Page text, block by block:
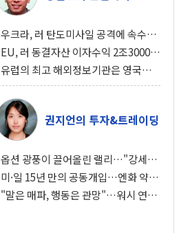
우크라, 러 탄도미사일 공격에 속수무
책… 패트리엇 미사일 지원, 작년의 3
분의 1
EU, 러 동결자산 이자수익 2조3000억
우크라 지원… 지금까지 5차례 13조
달해
유럽의 최고 해외정보기관은 영국의
MI6… 2위는 프랑스의 대외안보총국
권지언의 투자&트레이딩
옵션 광풍이 끌어올린 랠리…"강세장
이면에 과열 경고등"
미·일 15년 만의 공동개입…엔화 약세
와의 싸움은 끝나지 않았다
"말은 매파, 행동은 관망"…워시 연준,